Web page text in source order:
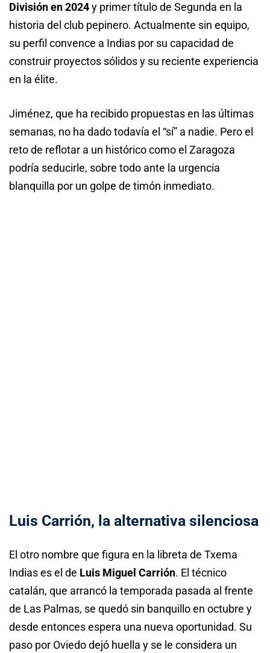
División en 2024y primer título de Segunda en la
historia del club pepinero. Actualmente sin equipo,
su perfil convence a Indias por su capacidad de
construir proyectos sólidos y su reciente experiencia
en la élite.
Jiménez, que ha recibido propuestas en las últimas
semanas, no ha dado todavía el “sí” a nadie. Pero el
reto de reflotar a un histórico como el Zaragoza
podría seducirle, sobre todo ante la urgencia
blanquilla por un golpe de timón inmediato.
Luis Carrión, la alternativa silenciosa
El otro nombre que figura en la libreta de Txema
Indias es el de Luis Miguel Carrión. El técnico
catalán, que arrancó la temporada pasada al frente
de Las Palmas, se quedó sin banquillo en octubre y
desde entonces espera una nueva oportunidad. Su
paso por Oviedo dejó huella y se le considera un